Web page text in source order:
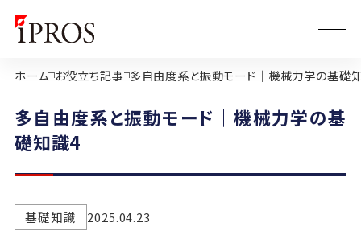
ホーム お役立ち記事 多自由度系と振動モード｜機械力学の基礎
多自由度系と振動モード｜機械力学の基
礎知識4
基礎知識 2025.04.23